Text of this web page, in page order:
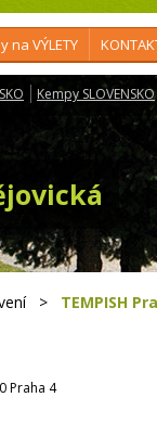
na VÝLETY
Kempy SLOVENSKO
> TEMPISH
Praha 4